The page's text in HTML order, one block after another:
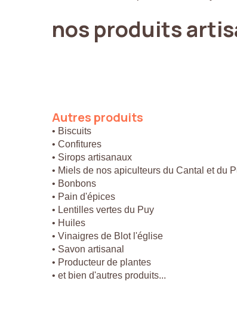
nos produits
Autres produits
• Biscuits
• Confitures
• Sirops artisanaux
• Miels de nos apiculteurs du Cantal et du
• Bonbons
• Pain d'épices
• Lentilles vertes du Puy
• Huiles
• Vinaigres de Blot l'église
• Savon artisanal
• Producteur de plantes
• et bien d'autres produits...